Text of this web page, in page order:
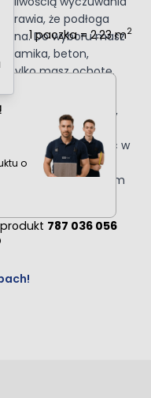
że podłoga
Do wyboru masz
beton,
tylko masz ochotę.
samodzielnie,
narzędzi i kleju,
z instrukcji, aby móc w
podłogi
we własnym
na zatrzask.
1 paczka = 2.23 m2
o
787 036 056